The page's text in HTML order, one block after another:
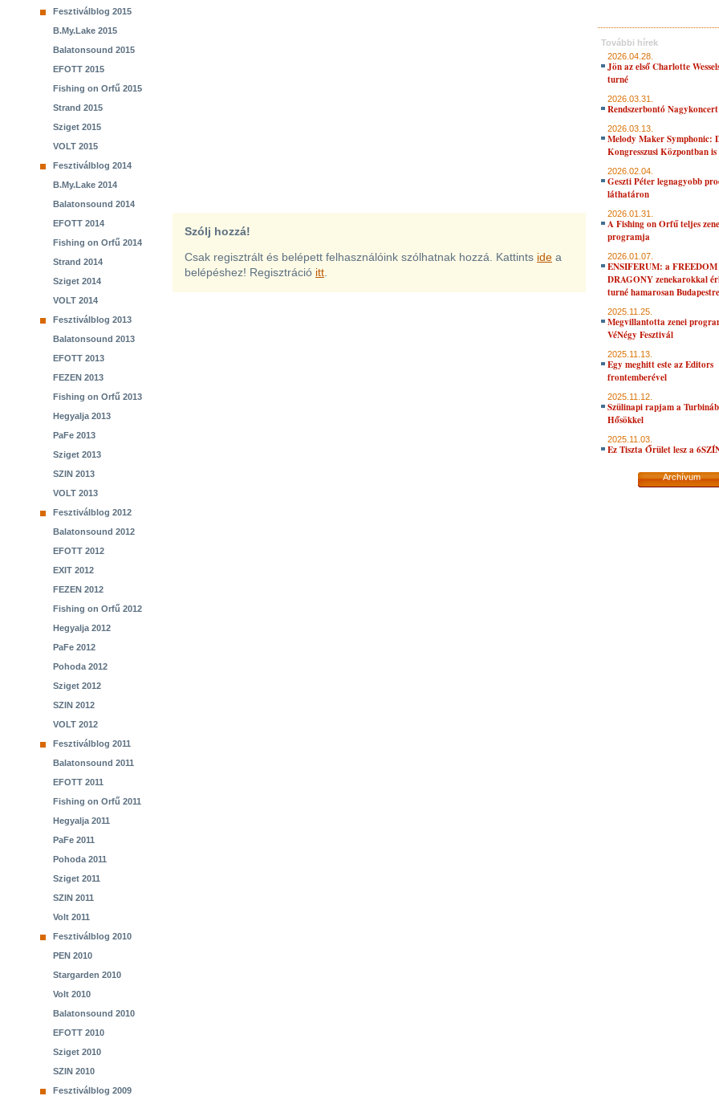
Fesztiválblog 2015
B.My.Lake 2015
Balatonsound 2015
EFOTT 2015
Fishing on Orfű 2015
Strand 2015
Sziget 2015
VOLT 2015
Fesztiválblog 2014
B.My.Lake 2014
Balatonsound 2014
EFOTT 2014
Fishing on Orfű 2014
Strand 2014
Sziget 2014
VOLT 2014
Fesztiválblog 2013
Balatonsound 2013
EFOTT 2013
FEZEN 2013
Fishing on Orfű 2013
Hegyalja 2013
PaFe 2013
Sziget 2013
SZIN 2013
VOLT 2013
Fesztiválblog 2012
Balatonsound 2012
EFOTT 2012
EXIT 2012
FEZEN 2012
Fishing on Orfű 2012
Hegyalja 2012
PaFe 2012
Pohoda 2012
Sziget 2012
SZIN 2012
VOLT 2012
Fesztiválblog 2011
Balatonsound 2011
EFOTT 2011
Fishing on Orfű 2011
Hegyalja 2011
PaFe 2011
Pohoda 2011
Sziget 2011
SZIN 2011
Volt 2011
Fesztiválblog 2010
PEN 2010
Stargarden 2010
Volt 2010
Balatonsound 2010
EFOTT 2010
Sziget 2010
SZIN 2010
Fesztiválblog 2009
Szólj hozzá!
Csak regisztrált és belépett felhasználóink szólhatnak hozzá. Kattints ide a
belépéshez! Regisztráció itt
További hírek
2026.04.28.
Jön az első Charlotte
turné
2026.03.31.
Rendszerbontó Nagykoncert
2026.03.13.
Melody Maker Symphonic:
Kongresszusi Központban is
2026.02.04.
Geszti Péter legnagyobb
láthatáron
2026.01.31.
A Fishing on Orfű teljes
programja
2026.01.07.
ENSIFERUM: a
DRAGONY zenekarokkal
turné hamarosan Budapestre
2025.11.25.
Megvillantotta zenei
VéNégy Fesztivál
2025.11.13.
Egy meghitt este az Editors
frontemberével
2025.11.12.
Szülinapi rapjam a
Hősökkel
2025.11.03.
Ez Tiszta Őrület lesz a
Archívum